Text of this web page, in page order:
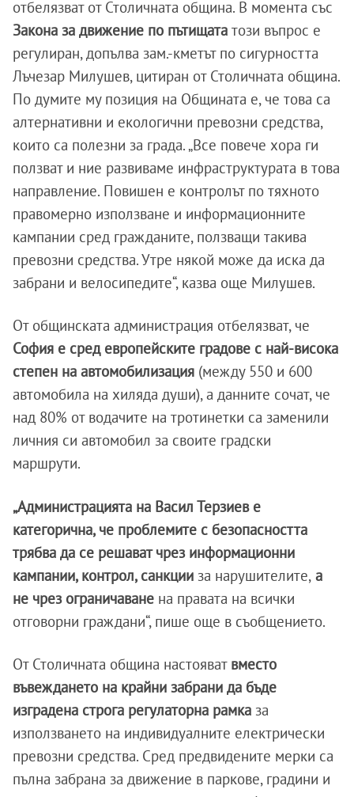
отбелязват от Столичната община. В момента със
Закона за движение по пътищата този въпрос е
регулиран, допълва зам.-кметът по сигурността
Лъчезар Милушев, цитиран от Столичната община.
По думите му позиция на Общината е, че това са
алтернативни и екологични превозни средства,
които са полезни за града. „Все повече хора ги
ползват и ние развиваме инфраструктурата в това
направление. Повишен е контролът по тяхното
правомерно използване и информационните
кампании сред гражданите, ползващи такива
превозни средства. Утре някой може да иска да
забрани и велосипедите“, казва още Милушев.
От общинската администрация отбелязват, че
София е сред европейските градове с най-висока
степен на автомобилизация (между 550 и 600
автомобила на хиляда души), а данните сочат, че
над 80% от водачите на тротинетки са заменили
личния си автомобил за своите градски
маршрути.
„Администрацията на Васил Терзиев е
категорична, че проблемите с безопасността
трябва да се решават чрез информационни
кампании, контрол, санкции за нарушителите, а
не чрез ограничаване на правата на всички
отговорни граждани“, пише още в съобщението.
От Столичната община настояват вместо
въвеждането на крайни забрани да бъде
изградена строга регулаторна рамка за
използването на индивидуалните електрически
превозни средства. Сред предвидените мерки са
пълна забрана за движение в паркове, градини и